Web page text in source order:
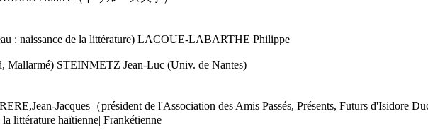
: naissance de la littérature) LACOUE-LABARTHE Philippe
Mallarmé) STEINMETZ Jean-Luc (Univ. de Nantes)
Jacques（président de l'Association des Amis Passés, Présents, Futurs d'Isidore
littérature haïtienne| Frankétienne